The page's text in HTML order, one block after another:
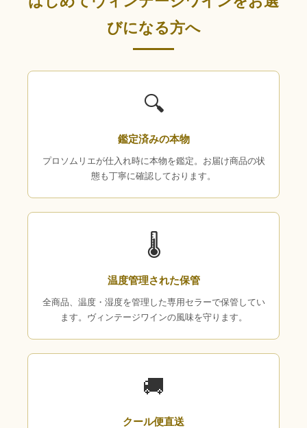
びになる方へ
🔍
鑑定済みの本物
プロソムリエが仕入れ時に本物を鑑定。お届け商品の状
態も丁寧に確認しております。
🌡
温度管理された保管
全商品、温度・湿度を管理した専用セラーで保管してい
ます。ヴィンテージワインの風味を守ります。
🚚
クール便直送